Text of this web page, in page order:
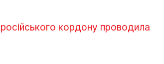
кордону проводила